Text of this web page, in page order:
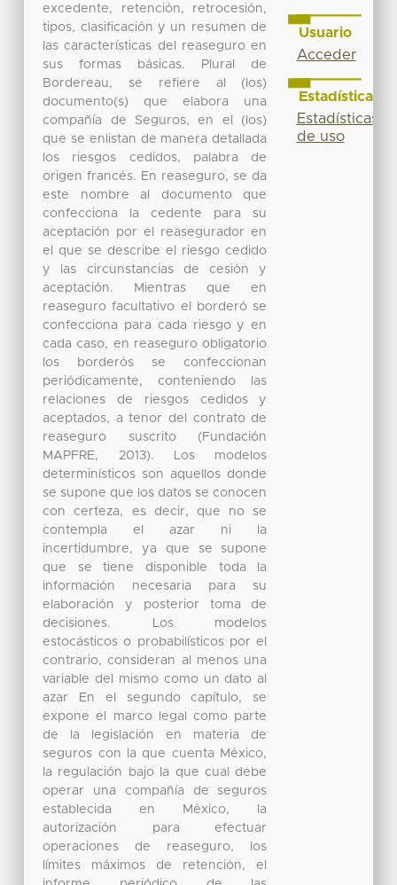
excedente, retención, retrocesión,
tipos, clasificación y un resumen de
las características del reaseguro en
sus formas básicas. Plural de
Bordereau, se refiere al (los)
documento(s) que elabora una
compañía de Seguros, en el (los)
que se enlistan de manera detallada
los riesgos cedidos, palabra de
origen francés. En reaseguro, se da
este nombre al documento que
confecciona la cedente para su
aceptación por el reasegurador en
el que se describe el riesgo cedido
y las circunstancias de cesión y
aceptación. Mientras que en
reaseguro facultativo el borderó se
confecciona para cada riesgo y en
cada caso, en reaseguro obligatorio
los borderós se confeccionan
periódicamente, conteniendo las
relaciones de riesgos cedidos y
aceptados, a tenor del contrato de
reaseguro suscrito (Fundación
MAPFRE, 2013). Los modelos
determinísticos son aquellos donde
se supone que los datos se conocen
con certeza, es decir, que no se
contempla el azar ni la
incertidumbre, ya que se supone
que se tiene disponible toda la
información necesaria para su
elaboración y posterior toma de
decisiones. Los modelos
estocásticos o probabilísticos por el
contrario, consideran al menos una
variable del mismo como un dato al
azar En el segundo capítulo, se
expone el marco legal como parte
de la legislación en materia de
seguros con la que cuenta México,
la regulación bajo la que cual debe
operar una compañía de seguros
establecida en México, la
autorización para efectuar
operaciones de reaseguro, los
límites máximos de retención, el
Usuario
Acceder
Estadísticas
Estadísticas
de uso